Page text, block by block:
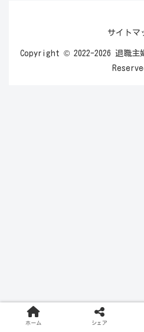
サイトマ
Copyright © 2022-2026 退職
ホーム シェア